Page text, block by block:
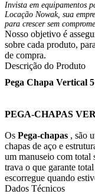
Invista em equipamentos
Locação Nowak, sua
para crescer sem
Nosso objetivo é
sobre cada produto,
de compra.
Descrição do Produto
Pega Chapa Vertical
PEGA-CHAPAS
Os Pega-chapas , são
chapas de aço e
um manuseio com total
trava o que garante
escorregue quando
Dados Técnicos